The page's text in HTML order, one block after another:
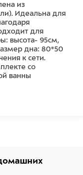
из
Идеальна для
для
высота- 95см,
дна: 80*50
к сети.
со
ванны